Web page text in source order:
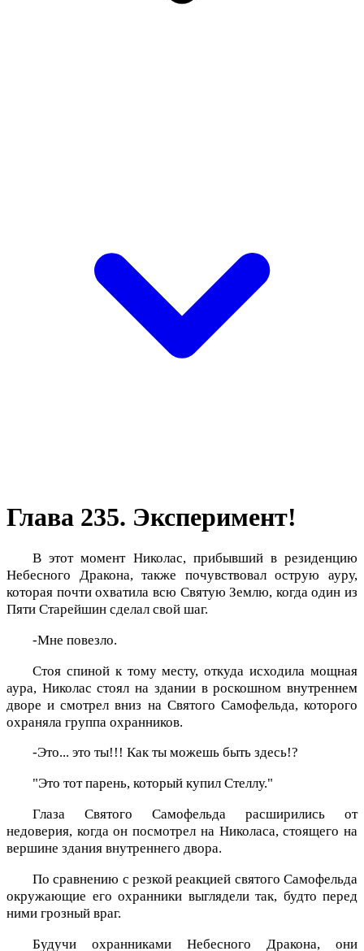
Глава 235. Эксперимент!
В этот момент Николас, прибывший в резиденцию
Небесного Дракона, также почувствовал острую ауру,
которая почти охватила всю Святую Землю, когда один из
Пяти Старейшин сделал свой шаг.
-Мне повезло.
Стоя спиной к тому месту, откуда исходила мощная
аура, Николас стоял на здании в роскошном внутреннем
дворе и смотрел вниз на Святого Самофельда, которого
охраняла группа охранников.
-Это... это ты!!! Как ты можешь быть здесь!?
"Это тот парень, который купил Стеллу."
Глаза Святого Самофельда расширились от
недоверия, когда он посмотрел на Николаса, стоящего на
вершине здания внутреннего двора.
По сравнению с резкой реакцией святого Самофельда
окружающие его охранники выглядели так, будто перед
ними грозный враг.
Будучи охранниками Небесного Дракона, они